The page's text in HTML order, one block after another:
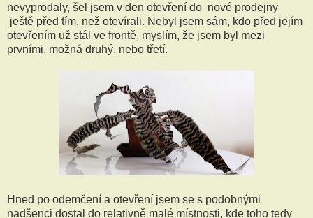
nevyprodaly, šel jsem v den otevření do nové prodejny
ještě před tím, než otevírali. Nebyl jsem sám, kdo před jejím
otevřením už stál ve frontě, myslím, že jsem byl mezi
prvními, možná druhý, nebo třetí.
Hned po odemčení a otevření jsem se s podobnými
nadšenci dostal do relativně malé místnosti, kde toho tedy